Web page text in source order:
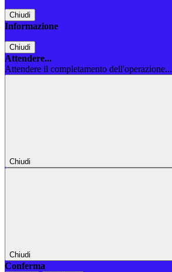
Chiudi
Informazione
Chiudi
Attendere...
Attendere il completamento dell'operazione...
Chiudi
Chiudi
Conferma